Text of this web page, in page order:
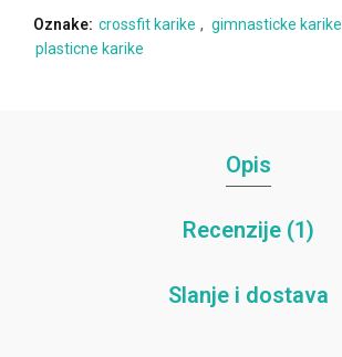
Oznake: crossfit karike , gimnasticke karike
plasticne karike
Opis
Recenzije (1)
Slanje i dostava